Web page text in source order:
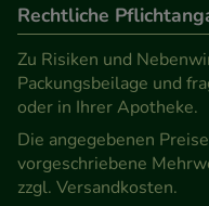
Rechtliche
Zu Risiken und
Packungsbeilage und
oder in Ihrer Apotheke.
Die angegebenen
vorgeschriebene
zzgl. Versandkosten.